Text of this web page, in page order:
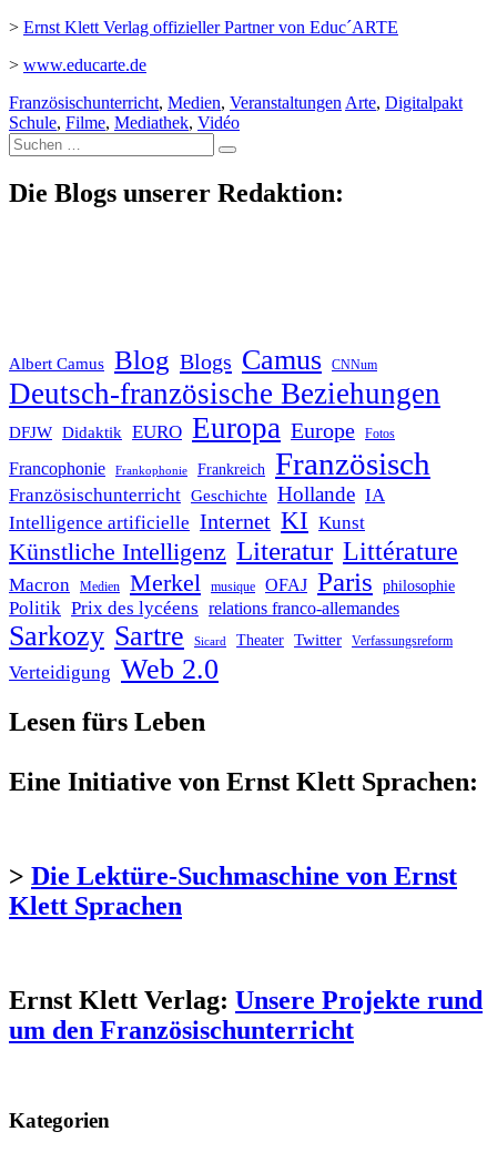
> Ernst Klett Verlag offizieller Partner von Educ´ARTE
> www.educarte.de
Französischunterricht, Medien, Veranstaltungen Arte, Digitalpakt
Schule, Filme, Mediathek, Vidéo
Suche
nach:
Die Blogs unserer Redaktion:
Albert Camus Blog Blogs Camus CNNum
Deutsch-französische Beziehungen
DFJW Didaktik EURO Europa Europe Fotos
Francophonie Frankophonie Frankreich Französisch
Französischunterricht Geschichte Hollande IA
Intelligence artificielle Internet KI Kunst
Künstliche Intelligenz Literatur Littérature
Macron Medien Merkel musique OFAJ Paris philosophie
Politik Prix des lycéens relations franco-allemandes
Sarkozy Sartre Sicard Theater Twitter Verfassungsreform
Verteidigung Web 2.0
Lesen fürs Leben
Eine Initiative von Ernst Klett Sprachen:
> Die Lektüre-Suchmaschine von Ernst
Klett Sprachen
Ernst Klett Verlag: Unsere Projekte rund
um den Französischunterricht
Kategorien